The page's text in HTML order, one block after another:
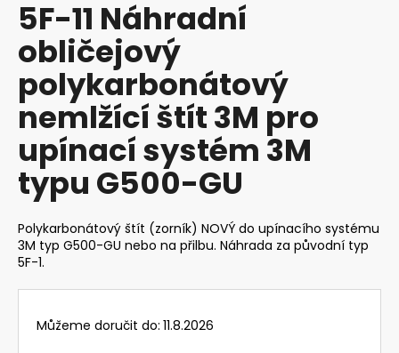
produktu
je
z
5
hvězdiček.
5F-11 Náhradní
obličejový
polykarbonátový
nemlžící štít 3M pro
upínací systém 3M
typu G500-GU
Polykarbonátový štít (zorník) NOVÝ do upínacího systému
3M typ G500-GU nebo na přilbu. Náhrada za původní typ
5F-1.
Můžeme doručit do: 11.8.2026
a
j
í
t
?
D